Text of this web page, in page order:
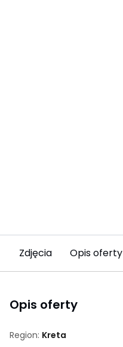
Zdjęcia Opis oferty
Opis oferty
Region: Kreta